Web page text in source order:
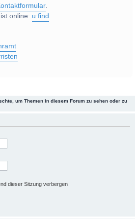
.
online: u:find
um Themen in diesem Forum zu sehen oder zu
dieser Sitzung verbergen